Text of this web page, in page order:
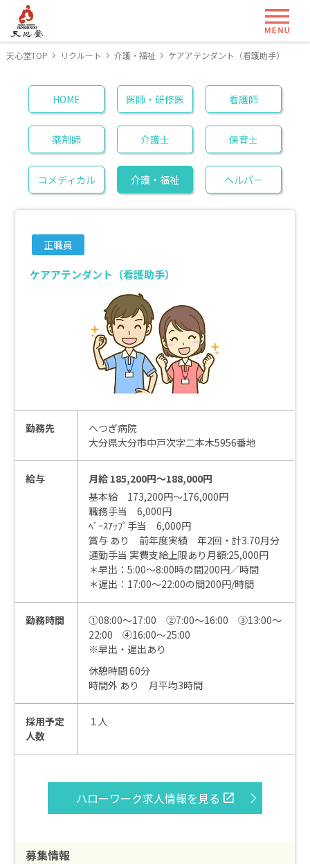
天心堂TOP リクルート 介護・福祉 ケアアテンダント（看護助手）
HOME 医師・研修医 看護師
薬剤師 介護士 保育士
コメディカル 介護・福祉 ヘルパー
正職員
ケアアテンダント（看護助手）
勤務先
へつぎ病院
大分県大分市中戸次字二本木5956番地
給与
月給 185,200円～188,000円
基本給 173,200円～176,000円
職務手当 6,000円
ﾍﾞｰｽｱｯﾌﾟ手当 6,000円
賞与 あり 前年度実績 年2回・計3.70月分
通勤手当 実費支給上限あり月額:25,000円
＊早出：5:00～8:00時の間200円／時間
＊遅出：17:00～22:00の間200円/時間
勤務時間
①08:00～17:00 ②7:00～16:00 ③13:00～
22:00 ④16:00～25:00
※早出・遅出あり
休憩時間 60分
時間外 あり 月平均3時間
採用予定
人数
１人
ハローワーク求人情報を見る
募集情報